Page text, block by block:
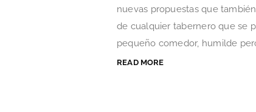
nuevas propuestas que
de cualquier tabernero que se
pequeño comedor, humilde
READ MORE